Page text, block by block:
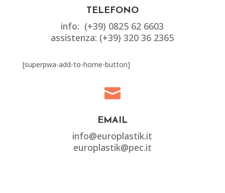
TELEFONO
info: (+39) 0825 62 6603
assistenza: (+39) 320 36 2365
[superpwa-add-to-home-button]

EMAIL
info@europlastik.it
europlastik@pec.it